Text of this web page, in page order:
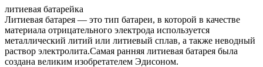
литиевая батарейка
Литиевая батарея — это тип батареи, в которой в качестве
материала отрицательного электрода используется
металлический литий или литиевый сплав, а также неводный
раствор электролита.Самая ранняя литиевая батарея была
создана великим изобретателем Эдисоном.